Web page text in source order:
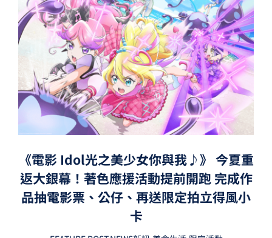
《電影 Idol光之美少女你與我♪》 今夏重
返大銀幕！著色應援活動提前開跑 完成作
品抽電影票、公仔、再送限定拍立得風小
卡